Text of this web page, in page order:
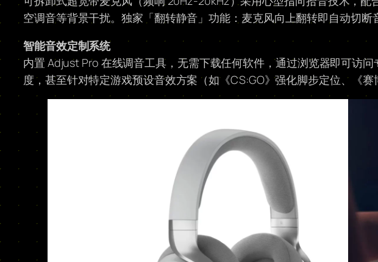
空调音等背景干扰。独家「翻转静音」功能：麦克风向上翻转即自动切
智能音效定制系统
内置 Adjust Pro 在线调音工具，无需下载任何软件，通过浏览器即可访
度，甚至针对特定游戏预设音效方案（如《CS:GO》强化脚步定位、《